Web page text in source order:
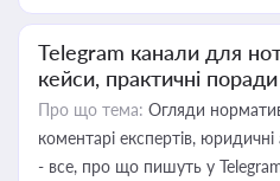
Telegram канали для
кейси, практичні поради
Про що тема: Огляди
коментарі експертів,
- все, про що пишуть у